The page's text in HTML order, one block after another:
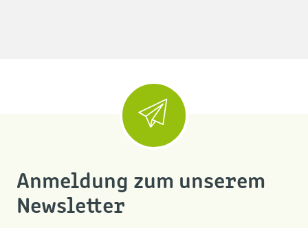
Anmeldung zum unserem
Newsletter